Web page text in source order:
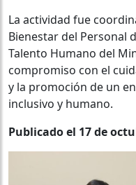
La actividad fue
Bienestar del Personal
Talento Humano del
compromiso con el
y la promoción de un
inclusivo y humano.
Publicado el 17 de